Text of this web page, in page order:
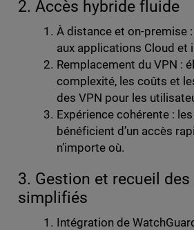
2. Accès hybride fluide
À distance et on-premise
aux applications Cloud et
Remplacement du VPN :
complexité, les coûts et
des VPN pour les
Expérience cohérente :
bénéficient d’un accès
n’importe où.
3. Gestion et recueil
simplifiés
Intégration de